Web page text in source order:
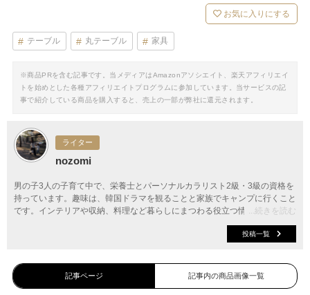
お気に入りにする
テーブル 丸テーブル 家具
※商品PRを含む記事です。当メディアはAmazonアソシエイト、楽天アフィリエイ
トを始めとした各種アフィリエイトプログラムに参加しています。当サービスの記
事で紹介している商品を購入すると、売上の一部が弊社に還元されます。
ライター
nozomi
...続きを読む
男の子3人の子育て中で、栄養士とパーソナルカラリスト2級・3級の資格を
持っています。趣味は、韓国ドラマを観ることと家族でキャンプに行くこと
です。インテリアや収納、料理など暮らしにまつわる役立つ情報をお届けし
投稿一覧
記事ページ 記事内の商品画像一覧